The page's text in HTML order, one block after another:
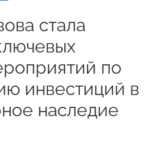
стала
по
инвестиций в
наследие